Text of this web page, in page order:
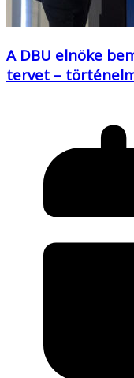
A DBU elnöke
tervet –